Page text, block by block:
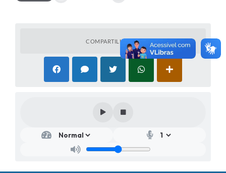
COMPARTILHAR